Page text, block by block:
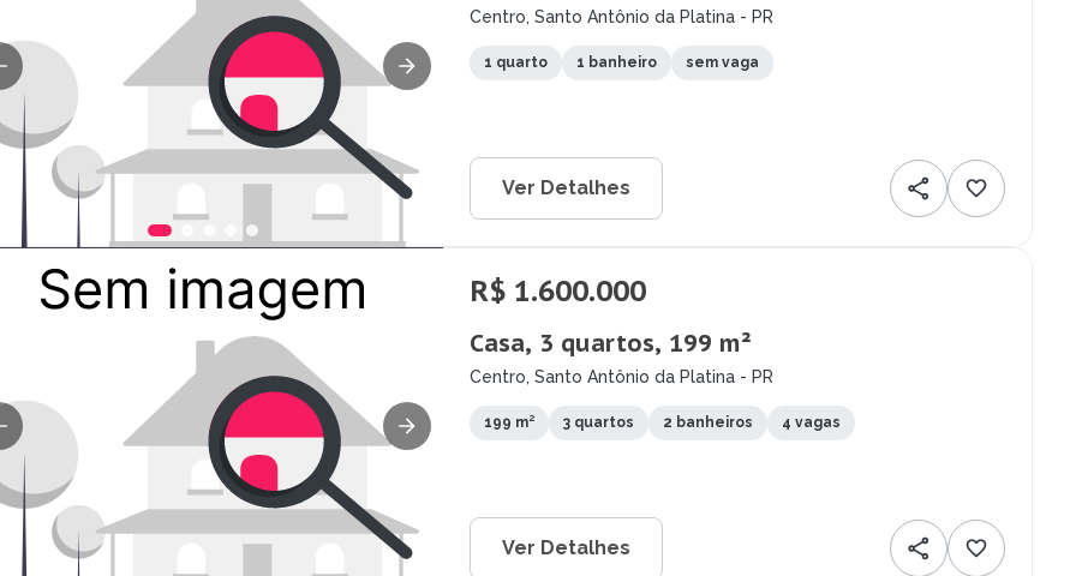
Centro, Santo Antônio da Platina - PR
1 quarto 1 banheiro sem vaga
Ver Detalhes
R$ 1.600.000
Casa, 3 quartos, 199 m²
Centro, Santo Antônio da Platina - PR
199 m² 3 quartos 2 banheiros 4 vagas
Ver Detalhes